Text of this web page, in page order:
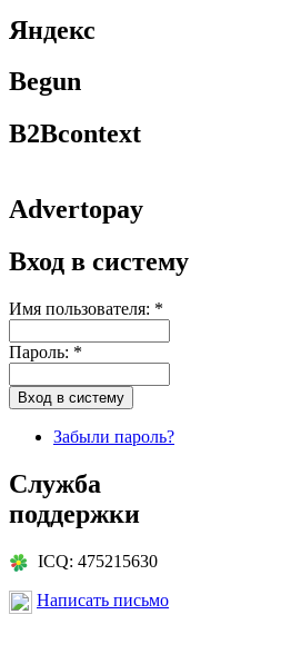
Яндекс
Begun
B2Bcontext
Advertopay
Вход в систему
Имя пользователя: *
Пароль: *
Забыли пароль?
Служба
поддержки
ICQ: 475215630
Написать письмо